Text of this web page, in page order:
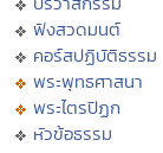
ฟังสวดมนต์
คอร์สปฏิบัติธรรม
พระพุทธศาสนา
พระไตรปิฏก
หัวข้อธรรม